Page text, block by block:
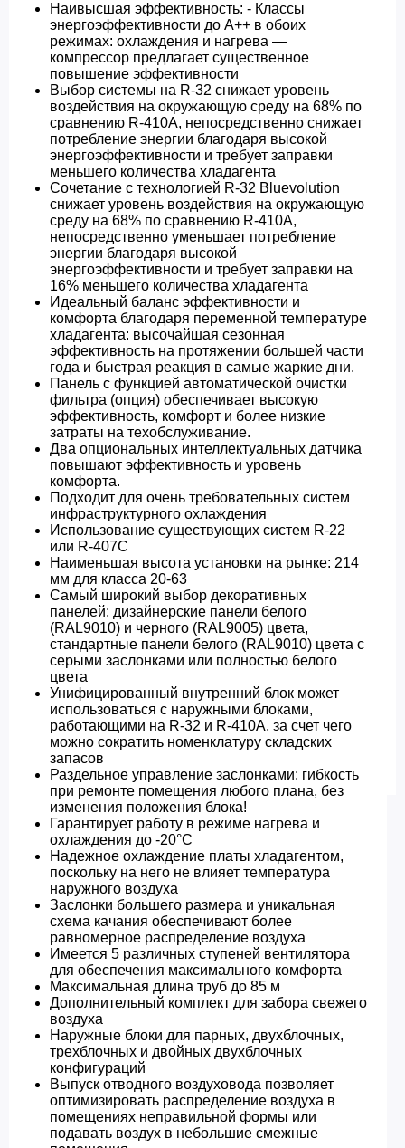
Наивысшая эффективность: - Классы
энергоэффективности до A++ в обоих
режимах: охлаждения и нагрева —
компрессор предлагает существенное
повышение эффективности
Выбор системы на R-32 снижает уровень
воздействия на окружающую среду на 68% по
сравнению R-410A, непосредственно снижает
потребление энергии благодаря высокой
энергоэффективности и требует заправки
меньшего количества хладагента
Сочетание с технологией R-32 Bluevolution
снижает уровень воздействия на окружающую
среду на 68% по сравнению R-410A,
непосредственно уменьшает потребление
энергии благодаря высокой
энергоэффективности и требует заправки на
16% меньшего количества хладагента
Идеальный баланс эффективности и
комфорта благодаря переменной температуре
хладагента: высочайшая сезонная
эффективность на протяжении большей части
года и быстрая реакция в самые жаркие дни.
Панель с функцией автоматической очистки
фильтра (опция) обеспечивает высокую
эффективность, комфорт и более низкие
затраты на техобслуживание.
Два опциональных интеллектуальных датчика
повышают эффективность и уровень
комфорта.
Подходит для очень требовательных систем
инфраструктурного охлаждения
Использование существующих систем R-22
или R-407C
Наименьшая высота установки на рынке: 214
мм для класса 20-63
Самый широкий выбор декоративных
панелей: дизайнерские панели белого
(RAL9010) и черного (RAL9005) цвета,
стандартные панели белого (RAL9010) цвета с
серыми заслонками или полностью белого
цвета
Унифицированный внутренний блок может
использоваться с наружными блоками,
работающими на R-32 и R-410A, за счет чего
можно сократить номенклатуру складских
запасов
Раздельное управление заслонками: гибкость
при ремонте помещения любого плана, без
изменения положения блока!
Гарантирует работу в режиме нагрева и
охлаждения до -20°C
Надежное охлаждение платы хладагентом,
поскольку на него не влияет температура
наружного воздуха
Заслонки большего размера и уникальная
схема качания обеспечивают более
равномерное распределение воздуха
Имеется 5 различных ступеней вентилятора
для обеспечения максимального комфорта
Максимальная длина труб до 85 м
Дополнительный комплект для забора свежего
воздуха
Наружные блоки для парных, двухблочных,
трехблочных и двойных двухблочных
конфигураций
Выпуск отводного воздуховода позволяет
оптимизировать распределение воздуха в
помещениях неправильной формы или
подавать воздух в небольшие смежные